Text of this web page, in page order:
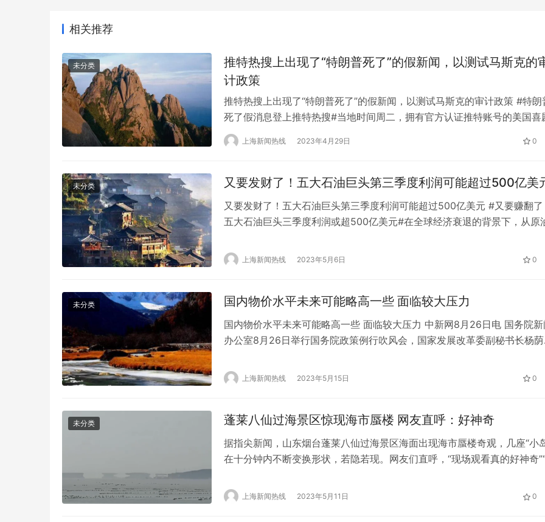
相关推荐
未分类
推特热搜上出现了“特朗普死了”的假新闻，以测试马斯克的
计政策
推特热搜上出现了“特朗普死了”的假新闻，以测试马斯克的审计政策 #特朗
死了假消息登上推特热搜#当地时间周二，拥有官方认证推特账号的美国喜
员蒂姆·海德克在推特上设置了“川普已死”的标签，他甚至@了马斯克，称马
克压制了这一消息。在一个小时内，海德克的推文获得了超过2万个赞和数
Twit…
上海新闻热线 2023年4月29日 0
未分类 又要发财了！五大石油巨头第三季度利润可能超过500亿美
又要发财了！五大石油巨头第三季度利润可能超过500亿美元 #又要赚翻了
五大石油巨头三季度利润或超500亿美元#在全球经济衰退的背景下，从原
象，但其第三季度的利润只会受到部分影响。根据彭博汇编的数据，埃克森
上海新闻热线 2023年5月6日 0
未分类 国内物价水平未来可能略高一些 面临较大压力
国内物价水平未来可能略高一些 面临较大压力 中新网8月26日电 国务院新
办公室8月26日举行国务院政策例行吹风会，国家发展改革委副秘书长杨荫
贯彻落实党中央、国务院决策部署，持续加强重点商品产供储销体系建设，
实做好保供稳价工作，国内物价运行总体平稳。 1-7月，居民消费价格指数
上海新闻热线 2023年5月15日 0
未分类 蓬莱八仙过海景区惊现海市蜃楼 网友直呼：好神奇
据指尖新闻，山东烟台蓬莱八仙过海景区海面出现海市蜃楼奇观，几座“小
在十分钟内不断变换形状，若隐若现。网友们直呼，“现场观看真的好神奇
家首批5A级景区、国家重点风景名胜区、全国重点文物保护单位，素以“人
上海新闻热线 2023年5月11日 0